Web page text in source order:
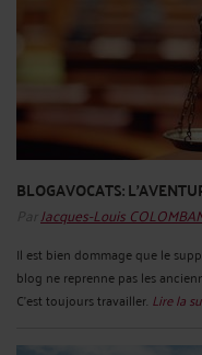
BLOGAVOCATS:
Par Jacques-Louis
Il est bien dommage que le
blog ne reprenne pas les
C'est toujours travailler. Lire la